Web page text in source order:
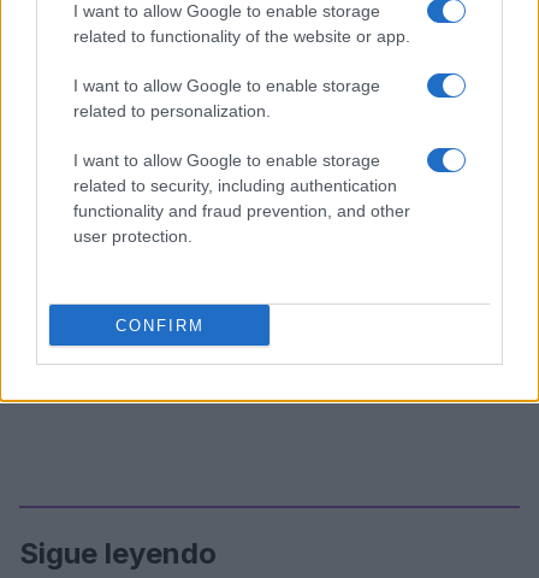
I want to allow Google to enable storage
related to functionality of the website or app.
I want to allow Google to enable storage
related to personalization.
I want to allow Google to enable storage
related to security, including authentication
functionality and fraud prevention, and other
user protection.
CONFIRM
Sigue leyendo